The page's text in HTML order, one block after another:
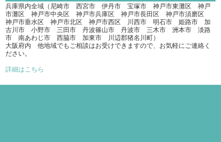
兵庫県内全域（尼崎市 西宮市 伊丹市 宝塚市 神戸市東灘区 神戸
市灘区 神戸市中央区 神戸市兵庫区 神戸市長田区 神戸市須磨区
神戸市垂水区 神戸市北区 神戸市西区 川西市 明石市 姫路市 加
古川市 小野市 三田市 丹波篠山市 丹波市 三木市 洲本市 淡路
市 南あわじ市 西脇市 加東市 川辺郡猪名川町）
大阪府内 他地域でもご相談はお受けできますので、お気軽にご連絡く
ださい。
詳細はこちら